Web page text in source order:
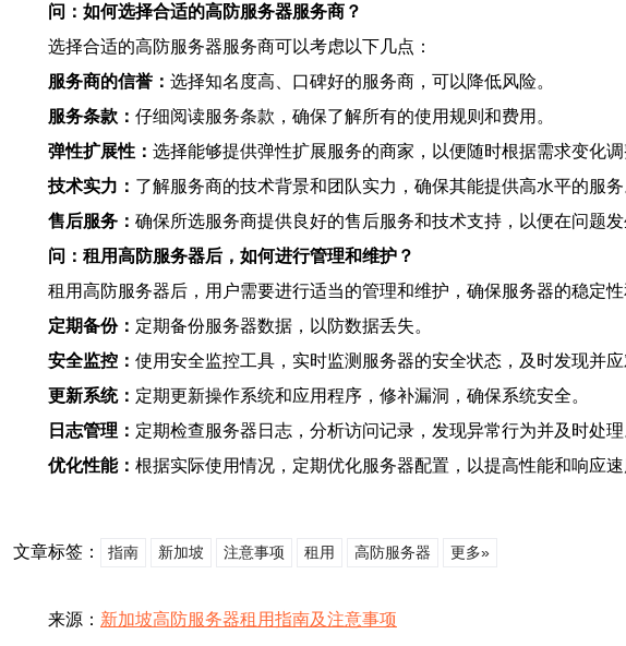
问：如何选择合适的高防服务器服务商？
选择合适的高防服务器服务商可以考虑以下几点：
服务商的信誉： 选择知名度高、口碑好的服务商，可以降低风险。
服务条款： 仔细阅读服务条款，确保了解所有的使用规则和费用。
弹性扩展性： 选择能够提供弹性扩展服务的商家，以便随时根据需求变化调
技术实力： 了解服务商的技术背景和团队实力，确保其能提供高水平的服务
售后服务： 确保所选服务商提供良好的售后服务和技术支持，以便在问题发
问：租用高防服务器后，如何进行管理和维护？
租用高防服务器后，用户需要进行适当的管理和维护，确保服务器的稳定
定期备份： 定期备份服务器数据，以防数据丢失。
安全监控： 使用安全监控工具，实时监测服务器的安全状态，及时发现并应
更新系统： 定期更新操作系统和应用程序，修补漏洞，确保系统安全。
日志管理： 定期检查服务器日志，分析访问记录，发现异常行为并及时处理
优化性能： 根据实际使用情况，定期优化服务器配置，以提高性能和响应速
文章标签： 指南 新加坡 注意事项 租用 高防服务器 更多»
来源： 新加坡高防服务器租用指南及注意事项